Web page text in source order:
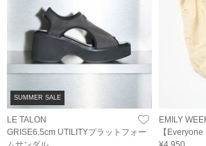
SUMMER SALE
LE TALON
GRISE6.5cm UTILITYプラットフォー
EMILY
【